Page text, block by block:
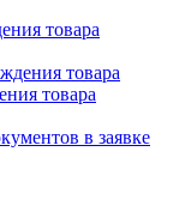
товара
товара
товара
в заявке